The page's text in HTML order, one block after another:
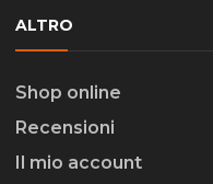
ALTRO
Shop online
Recensioni
Il mio account